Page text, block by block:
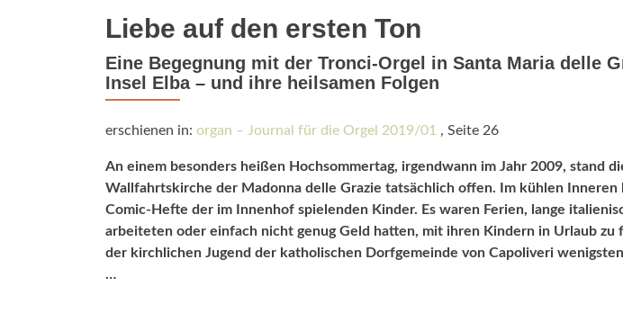
Liebe auf den ersten Ton
Eine Begegnung mit der Tronci-Orgel in Santa Maria delle
Insel Elba – und ihre heilsamen Folgen
erschienen in: organ – Journal für die Orgel 2019/01 , Seite 26
An einem besonders heißen Hochsommertag, irgendwann im Jahr 2009, stand
Wallfahrtskirche der Madonna delle Grazie tatsächlich offen. Im kühlen Inneren
Comic-Hefte der im Innenhof spielenden Kinder. Es waren Ferien, lange
arbeiteten oder einfach nicht genug Geld hatten, mit ihren Kindern in Urlaub zu
der kirchlichen Jugend der katholischen Dorfgemeinde von Capoliveri
…